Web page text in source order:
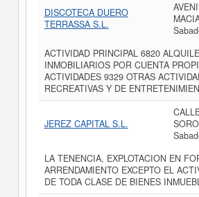
DISCOTECA DUERO
TERRASSA S.L.
ACTIVIDAD PRINCIPAL 6820
INMOBILIARIOS POR CUENTA
ACTIVIDADES 9329 OTRAS
RECREATIVAS Y DE
JEREZ CAPITAL S.L.
LA TENENCIA, EXPLOTACION EN
ARRENDAMIENTO EXCEPTO EL
DE TODA CLASE DE BIENES